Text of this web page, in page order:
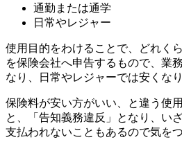
通勤または通学
日常やレジャー
使用目的をわけることで、どれく
を保険会社へ申告するもので、業
なり、日常やレジャーでは安くなり
保険料が安い方がいい、と違う使
と、「告知義務違反」となり、い
支払われないこともあるので気を